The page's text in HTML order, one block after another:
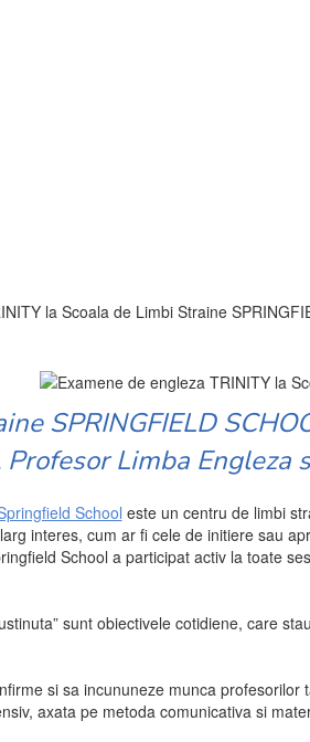
la Scoala de Limbi Straine
SPRINGFIELD
Limba Engleza
School este un centru de limbi
interes, cum ar fi cele de initiere sau
School a participat activ la toate
sunt obiectivele cotidiene, care
si sa incununeze munca
axata pe metoda comunicativa si